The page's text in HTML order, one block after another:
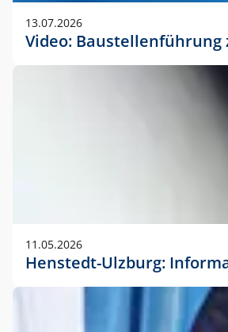
13.07.2026
Video:
11.05.2026
Henstedt-Ulzburg: